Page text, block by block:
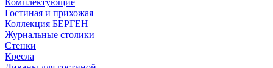
Комплектующие
Гостиная и прихожая
Коллекция БЕРГЕН
Журнальные столики
Стенки
Кресла